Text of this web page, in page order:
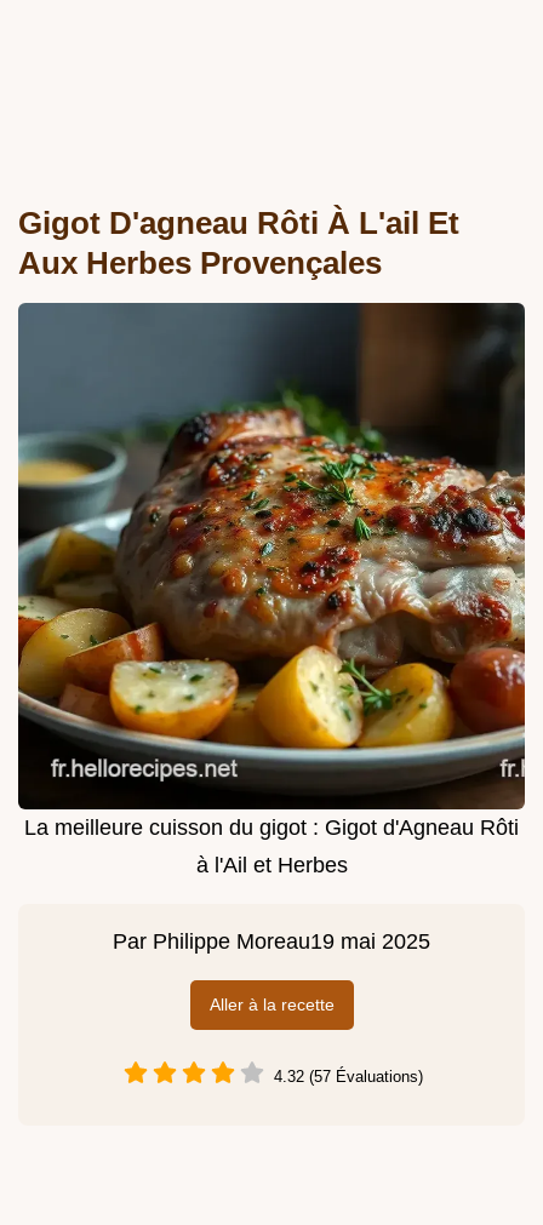
Gigot D'agneau Rôti À L'ail Et
Aux Herbes Provençales
La meilleure cuisson du gigot : Gigot d'Agneau Rôti
à l'Ail et Herbes
Par Philippe Moreau19 mai 2025
Aller à la recette
4.32 (57 Évaluations)